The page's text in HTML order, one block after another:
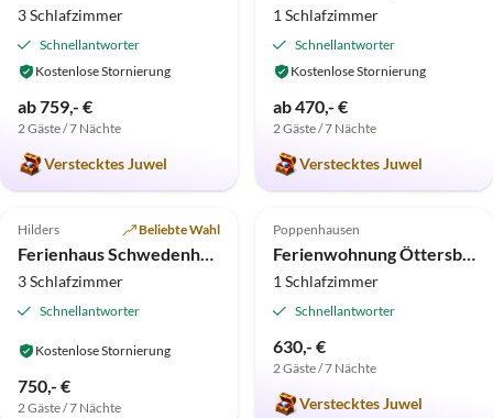
3 Schlafzimmer
Schnellantworter
Kostenlose Stornierung
ab 759,- €
2 Gäste / 7 Nächte
Verstecktes Juwel
1 Schlafzimmer
Schnellantworter
Kostenlose Stornierung
ab 470,- €
2 Gäste / 7 Nächte
Verstecktes Juwel
Top-Inserat
4.9 (7)
Hilders Beliebte Wahl
Ferienhaus Schwedenhaus
3 Schlafzimmer
Schnellantworter
Kostenlose Stornierung
750,- €
2 Gäste / 7 Nächte
Top-Inserat
5.0 (4)
Poppenhausen
Ferienwohnung Öttersbach Die Große
1 Schlafzimmer
Schnellantworter
630,- €
2 Gäste / 7 Nächte
Verstecktes Juwel